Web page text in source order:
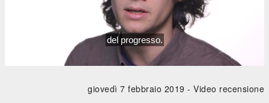
giovedì 7 febbraio 2019 - Video recensione